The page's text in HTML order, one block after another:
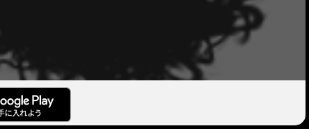
ゥーン特化の